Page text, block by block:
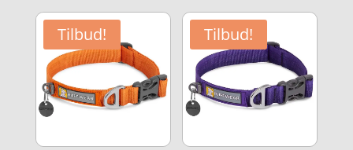
Tilbud! Tilbud!